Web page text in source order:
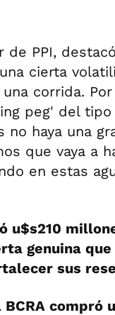
de PPI,
cierta
corrida.
peg' del
no haya una
que vaya a
en estas
u$s210
genuina
sus
compró